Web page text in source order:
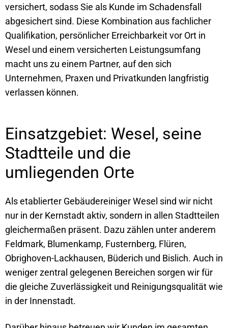
versichert, sodass Sie als Kunde im Schadensfall
abgesichert sind. Diese Kombination aus fachlicher
Qualifikation, persönlicher Erreichbarkeit vor Ort in
Wesel und einem versicherten Leistungsumfang
macht uns zu einem Partner, auf den sich
Unternehmen, Praxen und Privatkunden langfristig
verlassen können.
Einsatzgebiet: Wesel, seine
Stadtteile und die
umliegenden Orte
Als etablierter Gebäudereiniger Wesel sind wir nicht
nur in der Kernstadt aktiv, sondern in allen Stadtteilen
gleichermaßen präsent. Dazu zählen unter anderem
Feldmark, Blumenkamp, Fusternberg, Flüren,
Obrighoven-Lackhausen, Büderich und Bislich. Auch in
weniger zentral gelegenen Bereichen sorgen wir für
die gleiche Zuverlässigkeit und Reinigungsqualität wie
in der Innenstadt.